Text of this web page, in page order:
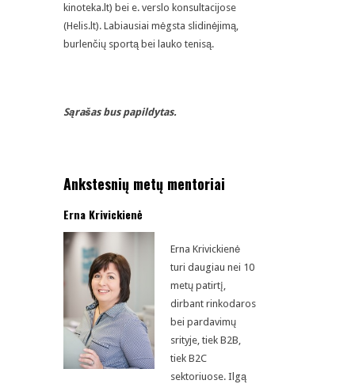
kinoteka.lt) bei e. verslo konsultacijose
(Helis.lt). Labiausiai mėgsta slidinėjimą,
burlenčių sportą bei lauko tenisą.
Sąrašas bus papildytas.
Ankstesnių metų mentoriai
Erna Krivickienė
Erna Krivickienė
turi daugiau nei 10
metų patirtį,
dirbant rinkodaros
bei pardavimų
srityje, tiek B2B,
tiek B2C
sektoriuose. Ilgą